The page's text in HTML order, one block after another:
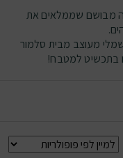
מבושם שממלאים את
מעוצב מבית סלמור